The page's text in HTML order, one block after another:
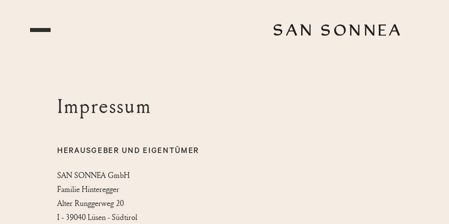
Impressum
HERAUSGEBER UND EIGENTÜMER
SAN SONNEA GmbH
Familie Hinteregger
Alter Runggerweg 20
I - 39040 Lüsen - Südtirol